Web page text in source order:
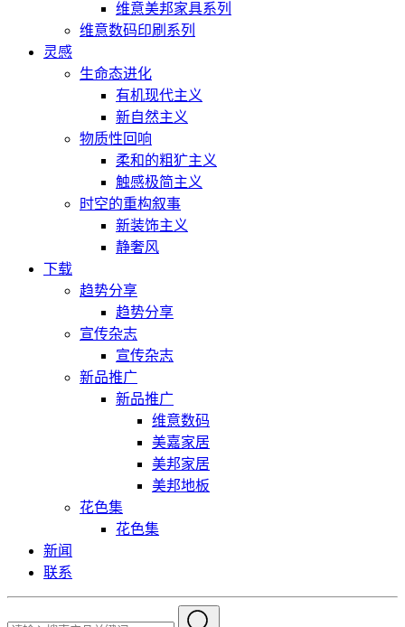
维意美邦家具系列
维意数码印刷系列
灵感
生命态进化
有机现代主义
新自然主义
物质性回响
柔和的粗犷主义
触感极简主义
时空的重构叙事
新装饰主义
静奢风
下载
趋势分享
趋势分享
宣传杂志
宣传杂志
新品推广
新品推广
维意数码
美嘉家居
美邦家居
美邦地板
花色集
花色集
新闻
联系